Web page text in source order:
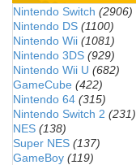
Nintendo Switch (2906)
Nintendo DS (1100)
Nintendo Wii (1081)
Nintendo 3DS (929)
Nintendo Wii U (682)
GameCube (422)
Nintendo 64 (315)
Nintendo Switch 2 (231)
NES (138)
Super NES (137)
GameBoy (119)